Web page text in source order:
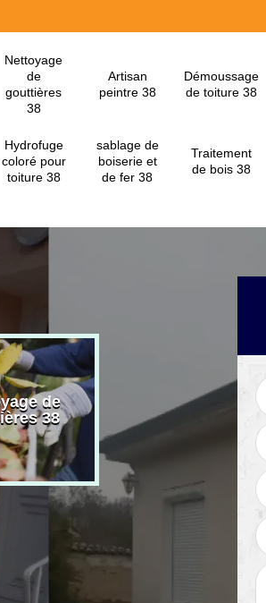
Nettoyage
de
gouttières
38
Artisan
peintre 38
Démoussage
de toiture 38
Hydrofuge
coloré pour
toiture 38
sablage de
boiserie et
de fer 38
Traitement
de bois 38
de
38
Artisan peintre 38